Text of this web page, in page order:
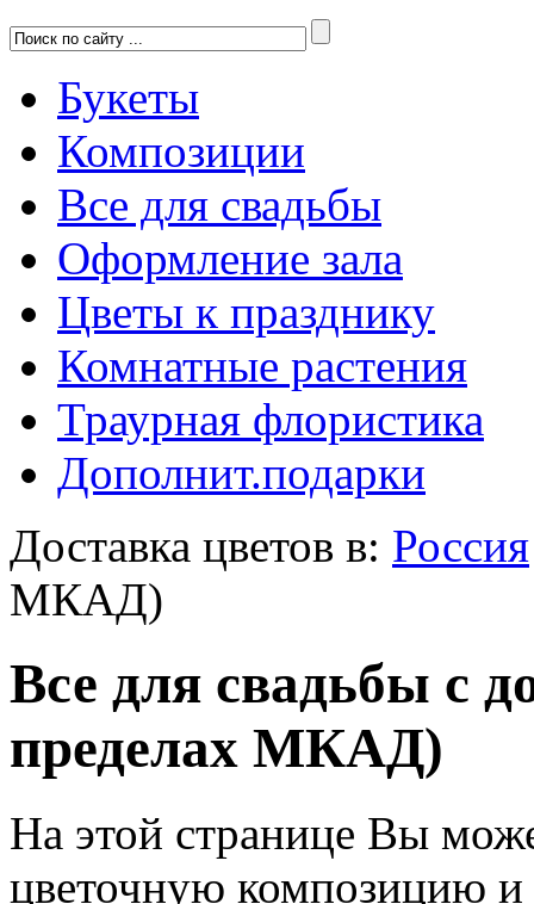
Букеты
Композиции
Все для свадьбы
Оформление зала
Цветы к празднику
Комнатные растения
Траурная флористика
Дополнит.подарки
Доставка цветов в: Россия
МКАД)
Все для свадьбы с
пределах МКАД)
На этой странице Вы
цветочную композицию и